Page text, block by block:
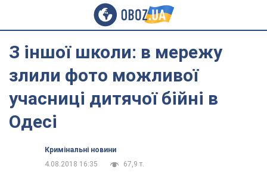
З іншої школи: в мережу
злили фото можливої
учасниці дитячої бійні в
Одесі
Кримінальні новини
4.08.2018 16:35
67,9 т.